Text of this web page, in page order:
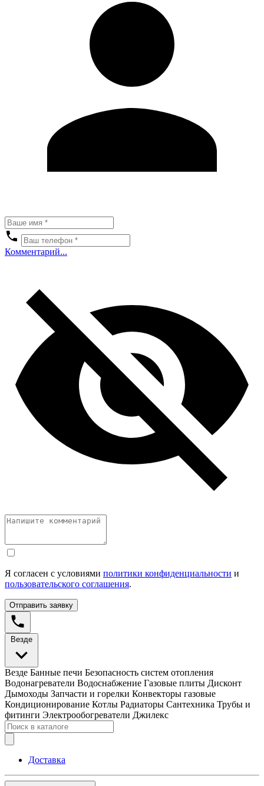
Комментарий...
Я согласен с условиями политики конфиденциальности и
пользовательского соглашения.
Отправить заявку
Везде
Везде Банные печи Безопасность систем отопления
Водонагреватели Водоснабжение Газовые плиты Дисконт
Дымоходы Запчасти и горелки Конвекторы газовые
Кондиционирование Котлы Радиаторы Сантехника Трубы и
фитинги Электрообогреватели Джилекс
Доставка